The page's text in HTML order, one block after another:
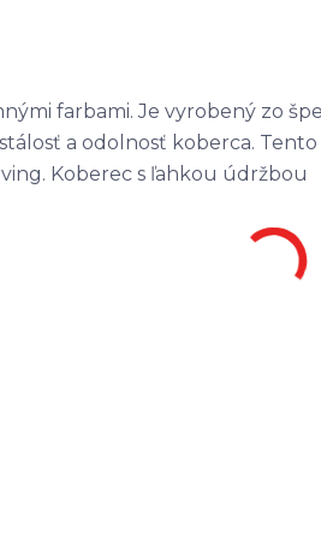
farbami. Je vyrobený zo
a odolnosť koberca.
Koberec s ľahkou údržbou